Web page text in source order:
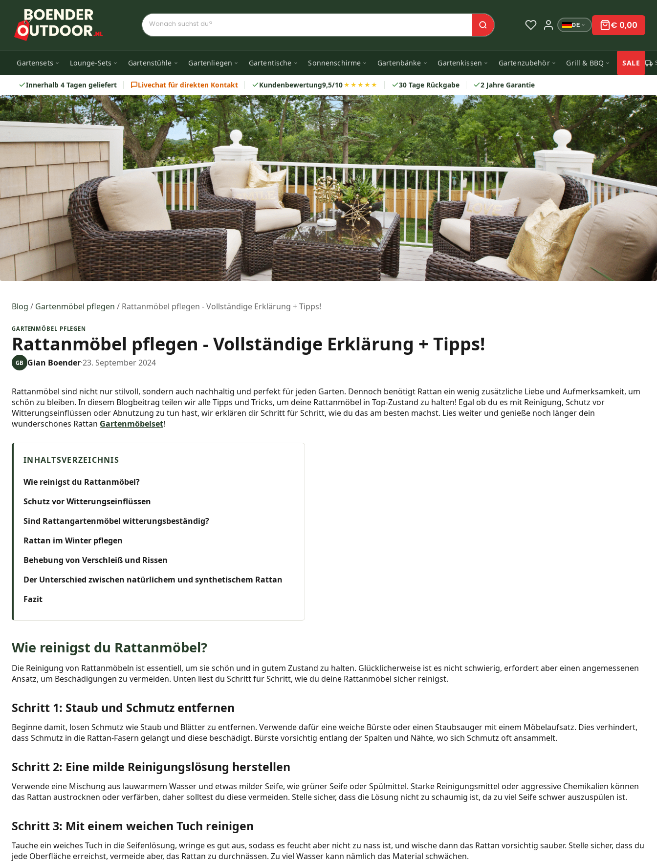
DE € 0,00
Gartensets Lounge-Sets Gartenstühle Gartenliegen Gartentische Sonnenschirme Gartenbänke Gartenkissen Gartenzubehör Grill & BBQ SALE
Innerhalb 4 Tagen geliefert Livechat für direkten Kontakt Kundenbewertung9,5/10★★★★★ 30 Tage Rückgabe 2 Jahre Garantie
Blog / Gartenmöbel pflegen / Rattanmöbel pflegen - Vollständige Erklärung + Tipps!
GARTENMÖBEL PFLEGEN
Rattanmöbel pflegen - Vollständige Erklärung + Tipps!
GB Gian Boender·23. September 2024
Rattanmöbel sind nicht nur stilvoll, sondern auch nachhaltig und perfekt für jeden Garten. Dennoch benötigt Rattan ein wenig zusätzliche Liebe und Aufmerksamkeit, um
schön zu bleiben. In diesem Blogbeitrag teilen wir alle Tipps und Tricks, um deine Rattanmöbel in Top-Zustand zu halten! Egal ob du es mit Reinigung, Schutz vor
Witterungseinflüssen oder Abnutzung zu tun hast, wir erklären dir Schritt für Schritt, wie du das am besten machst. Lies weiter und genieße noch länger dein
wunderschönes Rattan Gartenmöbelset!
Wie reinigst du Rattanmöbel?
Schutz vor Witterungseinflüssen
Sind Rattangartenmöbel witterungsbeständig?
Rattan im Winter pflegen
Behebung von Verschleiß und Rissen
Der Unterschied zwischen natürlichem und synthetischem Rattan
Fazit
Wie reinigst du Rattanmöbel?
Die Reinigung von Rattanmöbeln ist essentiell, um sie schön und in gutem Zustand zu halten. Glücklicherweise ist es nicht schwierig, erfordert aber einen angemessenen
Ansatz, um Beschädigungen zu vermeiden. Unten liest du Schritt für Schritt, wie du deine Rattanmöbel sicher reinigst.
Schritt 1: Staub und Schmutz entfernen
Beginne damit, losen Schmutz wie Staub und Blätter zu entfernen. Verwende dafür eine weiche Bürste oder einen Staubsauger mit einem Möbelaufsatz. Dies verhindert,
dass Schmutz in die Rattan-Fasern gelangt und diese beschädigt. Bürste vorsichtig entlang der Spalten und Nähte, wo sich Schmutz oft ansammelt.
Schritt 2: Eine milde Reinigungslösung herstellen
Verwende eine Mischung aus lauwarmem Wasser und etwas milder Seife, wie grüner Seife oder Spülmittel. Starke Reinigungsmittel oder aggressive Chemikalien können
das Rattan austrocknen oder verfärben, daher solltest du diese vermeiden. Stelle sicher, dass die Lösung nicht zu schaumig ist, da zu viel Seife schwer auszuspülen ist.
Schritt 3: Mit einem weichen Tuch reinigen
Tauche ein weiches Tuch in die Seifenlösung, wringe es gut aus, sodass es feucht aber nicht zu nass ist, und wische dann das Rattan vorsichtig sauber. Stelle sicher, dass du
jede Oberfläche erreichst, vermeide aber, das Rattan zu durchnässen. Zu viel Wasser kann nämlich das Material schwächen.